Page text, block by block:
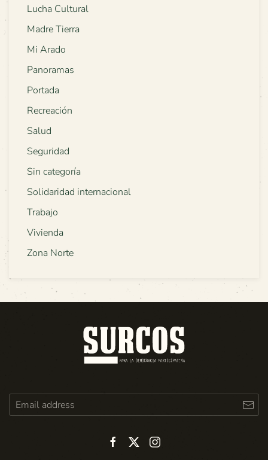
Lucha Cultural
Madre Tierra
Mi Arado
Panoramas
Portada
Recreación
Salud
Seguridad
Sin categoría
Solidaridad internacional
Trabajo
Vivienda
Zona Norte